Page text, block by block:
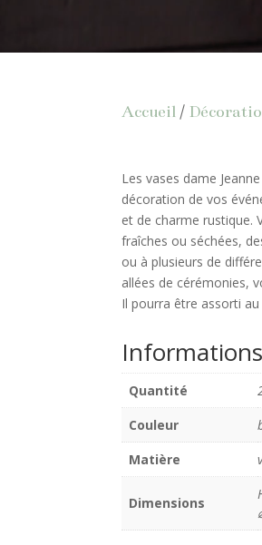
Accueil /
Les vases dame
décoration de vos
et de charme rustique.
fraîches ou séchées,
ou à plusieurs de
allées de cérémonies,
Il pourra être assorti
Quantité
Couleur
Matière
Dimensions